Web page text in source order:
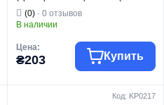
KR.902.CHR) (KR2821)
(0)· 0 отзывов
В наличии
Цена:
₴203 Купить
Код: KP0217